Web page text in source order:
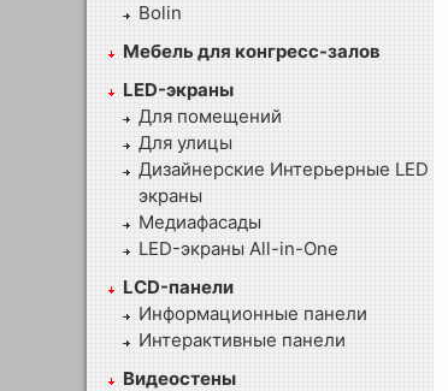
Bolin
Мебель для конгресс-залов
LED-экраны
Для помещений
Для улицы
Дизайнерские Интерьерные LED
экраны
Медиафасады
LED-экраны All-in-One
LCD-панели
Информационные панели
Интерактивные панели
Видеостены